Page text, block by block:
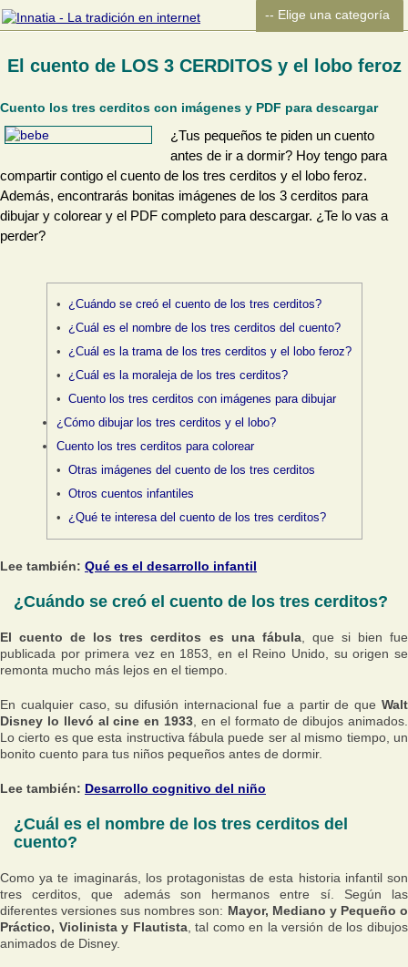
El cuento de LOS 3 CERDITOS y el lobo feroz
Cuento los tres cerditos con imágenes y PDF para descargar
¿Tus pequeños te piden un cuento
antes de ir a dormir? Hoy tengo para
compartir contigo el cuento de los tres cerditos y el lobo feroz.
Además, encontrarás bonitas imágenes de los 3 cerditos para
dibujar y colorear y el PDF completo para descargar. ¿Te lo vas a
perder?
¿Cuándo se creó el cuento de los tres cerditos?
¿Cuál es el nombre de los tres cerditos del cuento?
¿Cuál es la trama de los tres cerditos y el lobo feroz?
¿Cuál es la moraleja de los tres cerditos?
Cuento los tres cerditos con imágenes para dibujar
¿Cómo dibujar los tres cerditos y el lobo?
Cuento los tres cerditos para colorear
Otras imágenes del cuento de los tres cerditos
Otros cuentos infantiles
¿Qué te interesa del cuento de los tres cerditos?
Lee también: Qué es el desarrollo infantil
¿Cuándo se creó el cuento de los tres cerditos?
El cuento de los tres cerditos es una fábula, que si bien fue
publicada por primera vez en 1853, en el Reino Unido, su origen se
remonta mucho más lejos en el tiempo.
En cualquier caso, su difusión internacional fue a partir de que Walt
Disney lo llevó al cine en 1933 , en el formato de dibujos animados.
Lo cierto es que esta instructiva fábula puede ser al mismo tiempo, un
bonito cuento para tus niños pequeños antes de dormir.
Lee también: Desarrollo cognitivo del niño
¿Cuál es el nombre de los tres cerditos del
cuento?
Como ya te imaginarás, los protagonistas de esta historia infantil son
tres cerditos, que además son hermanos entre sí. Según las
diferentes versiones sus nombres son: Mayor, Mediano y Pequeño o
Práctico, Violinista y Flautista, tal como en la versión de los dibujos
animados de Disney.